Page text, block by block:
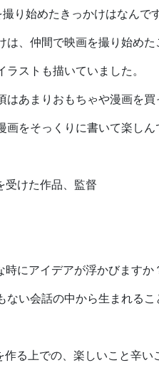
撮り始めたきっかけはなんで
は、仲間で映画を撮り始めた
ラストも描いていました。
はあまりおもちゃや漫画を買
画をそっくりに書いて楽し
受けた作品、監督
時にアイデアが浮かびますか
ない会話の中から生まれるこ
作る上での、楽しいこと辛い